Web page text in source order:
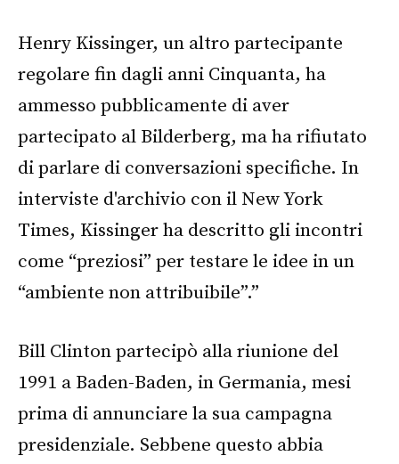
Henry Kissinger, un altro partecipante
regolare fin dagli anni Cinquanta, ha
ammesso pubblicamente di aver
partecipato al Bilderberg, ma ha rifiutato
di parlare di conversazioni specifiche. In
interviste d'archivio con il New York
Times, Kissinger ha descritto gli incontri
come “preziosi” per testare le idee in un
“ambiente non attribuibile”.”
Bill Clinton partecipò alla riunione del
1991 a Baden-Baden, in Germania, mesi
prima di annunciare la sua campagna
presidenziale. Sebbene questo abbia